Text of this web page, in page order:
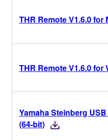
THR Remote V1.6.0 for
THR Remote V1.6.0 for
Yamaha Steinberg
(64-bit)